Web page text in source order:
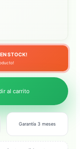
STOCK!
al carrito
Garantía 3 meses